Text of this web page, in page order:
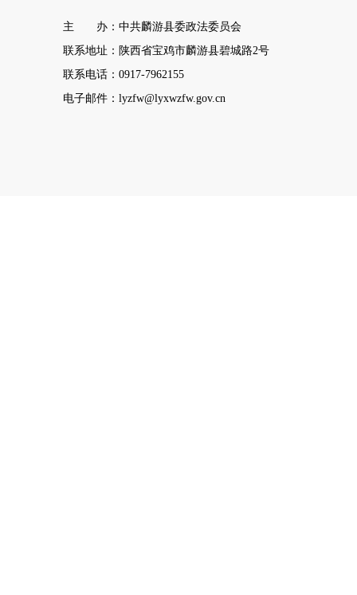
主 办：中共麟游县委政法委员会
联系地址：陕西省宝鸡市麟游县碧城路2号
联系电话：0917-7962155
电子邮件：lyzfw@lyxwzfw.gov.cn